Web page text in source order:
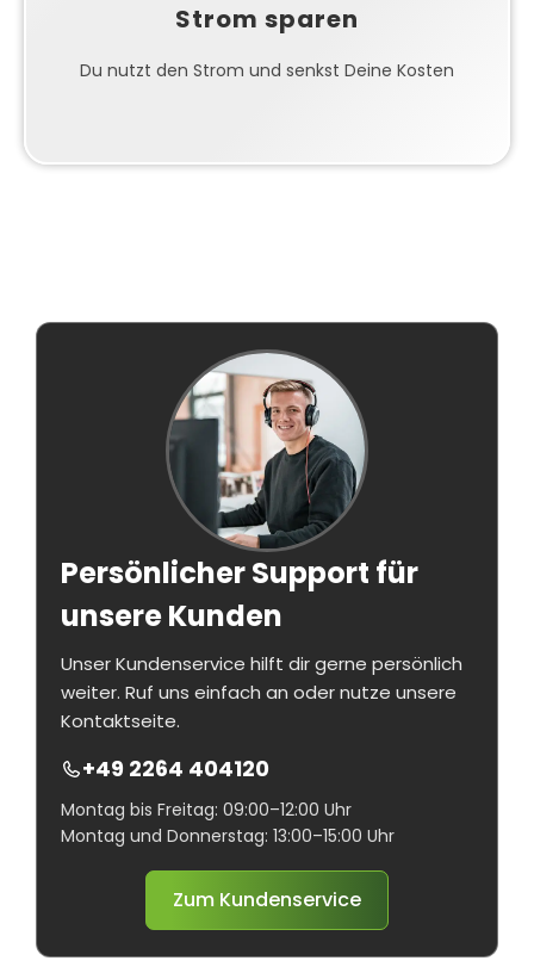
Strom sparen
Du nutzt den Strom und senkst Deine Kosten
Die Investition amortisiert sich typischerweise nach
Persönlicher Support für
unsere Kunden
Unser Kundenservice hilft dir gerne persönlich
weiter. Ruf uns einfach an oder nutze unsere
Kontaktseite.
+49 2264 404120
Montag bis Freitag: 09:00–12:00 Uhr
Montag und Donnerstag: 13:00–15:00 Uhr
Zum Kundenservice